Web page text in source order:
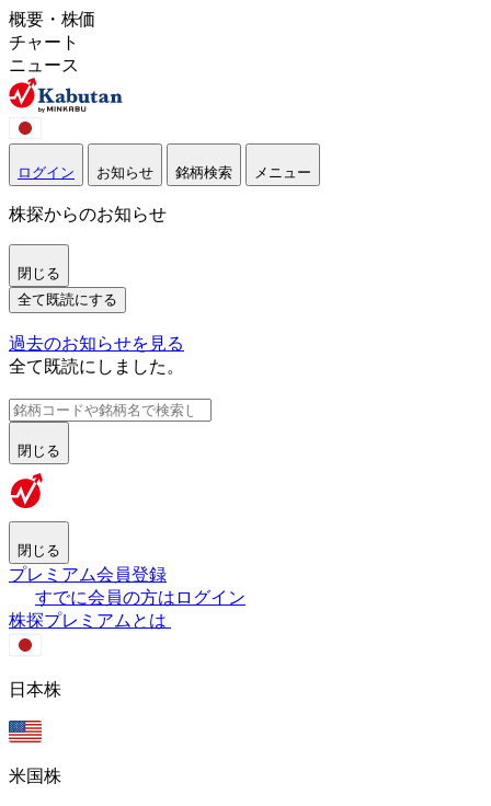
概要・株価
チャート
ニュース
ログイン お知らせ 銘柄検索 メニュー
株探からのお知らせ
閉じる
全て既読にする
過去のお知らせを見る
全て既読にしました。
閉じる
閉じる
プレミアム会員登録
すでに会員の方はログイン
株探プレミアムとは
日本株
米国株